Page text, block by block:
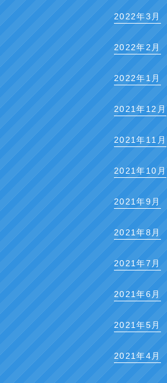
2022年3月
2022年2月
2022年1月
2021年12月
2021年11月
2021年10月
2021年9月
2021年8月
2021年7月
2021年6月
2021年5月
2021年4月